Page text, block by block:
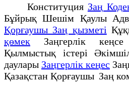
Конституция Заң
Бұйрық Шешім Қаулы
Қорғаушы Заң қызметі
қөмек Заңгерлік кеңсе
Қылмыстық істері
даулары Заңгерлік кеңес
Қазақстан Қорғаушы Заң